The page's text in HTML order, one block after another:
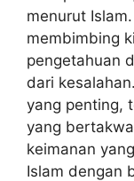
menurut
membimbing
pengetahuan
dari
yang penting,
yang
keimanan
Islam dengan